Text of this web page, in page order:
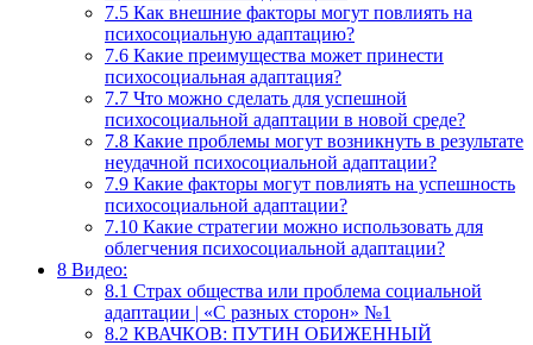
7.5 Как внешние факторы могут повлиять на
психосоциальную адаптацию?
7.6 Какие преимущества может принести
психосоциальная адаптация?
7.7 Что можно сделать для успешной
психосоциальной адаптации в новой среде?
7.8 Какие проблемы могут возникнуть в результате
неудачной психосоциальной адаптации?
7.9 Какие факторы могут повлиять на успешность
психосоциальной адаптации?
7.10 Какие стратегии можно использовать для
облегчения психосоциальной адаптации?
8 Видео:
8.1 Страх общества или проблема социальной
адаптации | «С разных сторон» №1
8.2 КВАЧКОВ: ПУТИН ОБИЖЕННЫЙ